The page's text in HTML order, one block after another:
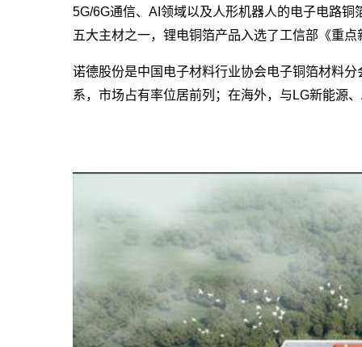
5G/6G通信、AI领域以及人形机器人的电子电路
五大主材之一，锂电铜箔产品入选了工信部《重
诺德股份是中国电子材料行业协会电子铜箔材料
系，市场占有率位居前列；在海外，与LG新能源